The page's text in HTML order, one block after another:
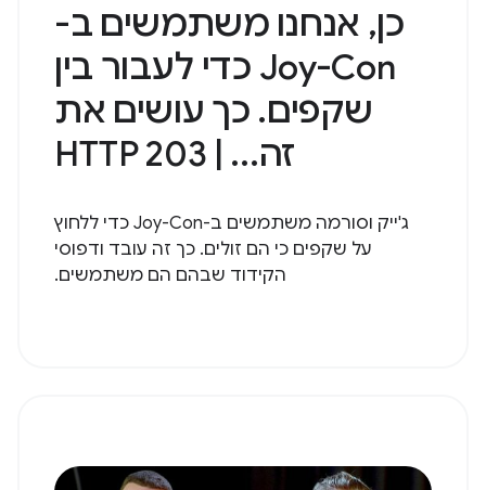
כן, אנחנו משתמשים ב-
Joy-Con כדי לעבור בין
שקפים. כך עושים את
זה... | HTTP 203
ג'ייק וסורמה משתמשים ב-Joy-Con כדי ללחוץ
על שקפים כי הם זולים. כך זה עובד ודפוסי
הקידוד שבהם הם משתמשים.